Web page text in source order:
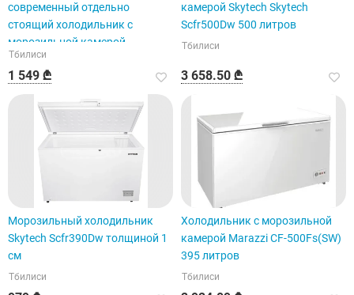
современный отдельно
стоящий холодильник с
морозильной камерой.
Тбилиси
1 549 ₾
камерой Skytech Skytech
Scfr500Dw 500 литров
Тбилиси
3 658.50 ₾
Морозильный холодильник
Skytech Scfr390Dw толщиной 1
см
Тбилиси
Холодильник с морозильной
камерой Marazzi CF-500Fs(SW)
395 литров
Тбилиси